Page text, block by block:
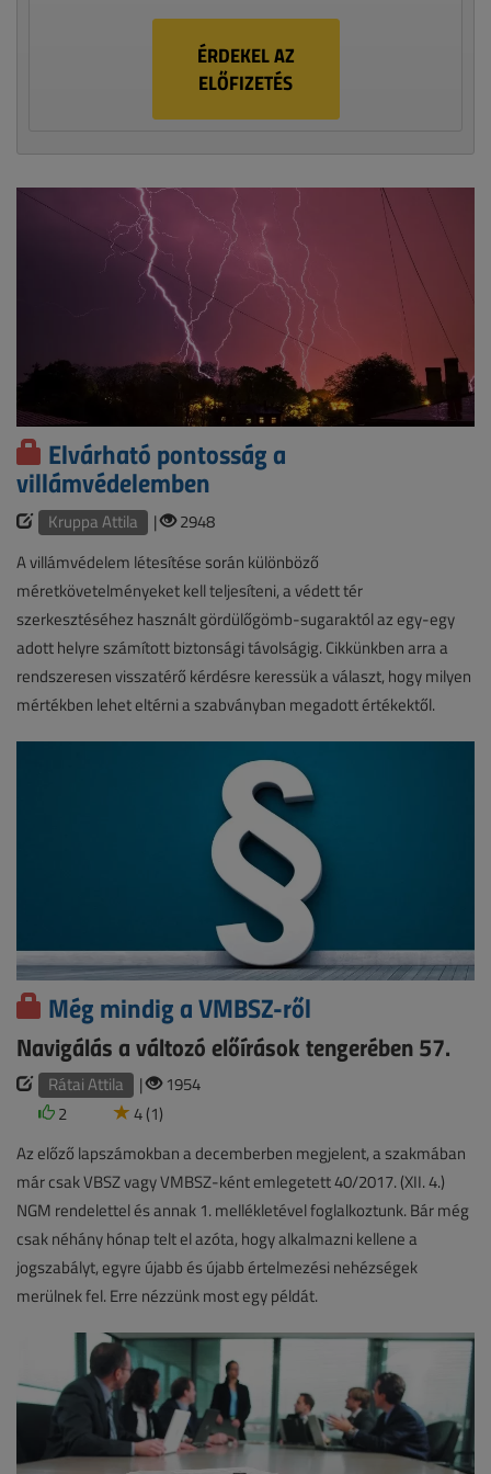
ÉRDEKEL AZ
ELŐFIZETÉS
Elvárható pontosság a
villámvédelemben
Kruppa Attila |
2948
A villámvédelem létesítése során különböző
méretkövetelményeket kell teljesíteni, a védett tér
szerkesztéséhez használt gördülőgömb-sugaraktól az egy-egy
adott helyre számított biztonsági távolságig. Cikkünkben arra a
rendszeresen visszatérő kérdésre keressük a választ, hogy milyen
mértékben lehet eltérni a szabványban megadott értékektől.
Még mindig a VMBSZ-ről
Navigálás a változó előírások tengerében 57.
Rátai Attila |
1954
2
4 (1)
Az előző lapszámokban a decemberben megjelent, a szakmában
már csak VBSZ vagy VMBSZ-ként emlegetett 40/2017. (XII. 4.)
NGM rendelettel és annak 1. mellékletével foglalkoztunk. Bár még
csak néhány hónap telt el azóta, hogy alkalmazni kellene a
jogszabályt, egyre újabb és újabb értelmezési nehézségek
merülnek fel. Erre nézzünk most egy példát.